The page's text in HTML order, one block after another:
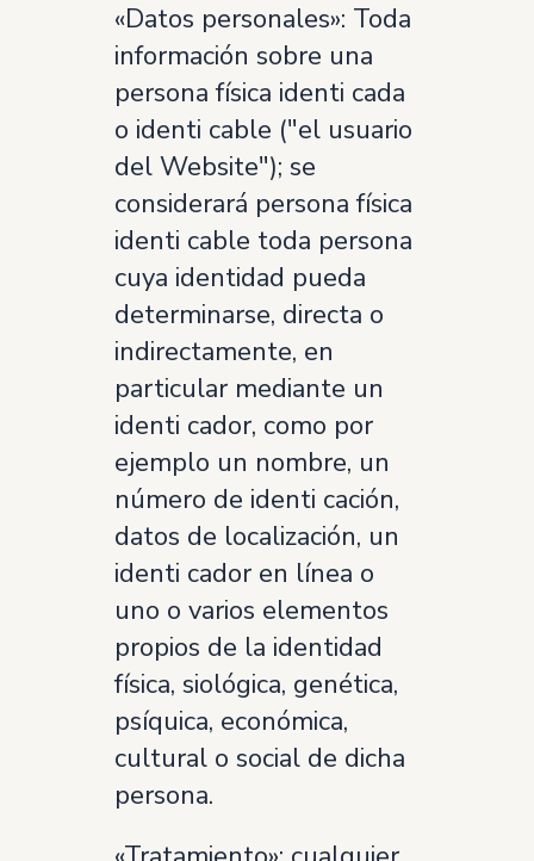
«Datos personales»: Toda
información sobre una
persona física identi cada
o identi cable ("el usuario
del Website"); se
considerará persona física
identi cable toda persona
cuya identidad pueda
determinarse, directa o
indirectamente, en
particular mediante un
identi cador, como por
ejemplo un nombre, un
número de identi cación,
datos de localización, un
identi cador en línea o
uno o varios elementos
propios de la identidad
física, siológica, genética,
psíquica, económica,
cultural o social de dicha
persona.